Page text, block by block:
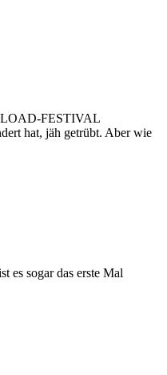
FESTIVAL
hat, jäh getrübt. Aber wie
es sogar das erste Mal